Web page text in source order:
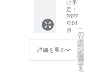
できま
す。 1
口1,000
円とさ
せてい
ただい
ンディ
ングの
挑戦に
ご賛同
くださ
りあり
がとう
ござい
け予
定：
2022
年01
月
詳細を見る
こ
の
リ
タ
ー
ン
を
選
択
す
る